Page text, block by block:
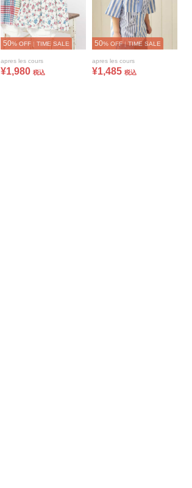
50% OFF | TIME SALE
apres les cours
¥1,980 税込
50% OFF | TIME SALE
apres les cours
¥1,485 税込